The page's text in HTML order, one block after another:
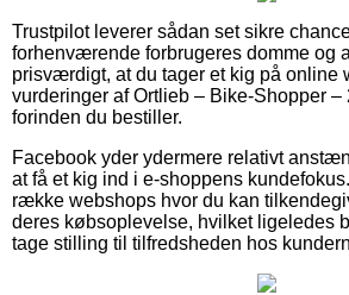
Trustpilot leverer sådan set sikre
forhenværende forbrugeres domme og
prisværdigt, at du tager et kig på online
vurderinger af Ortlieb – Bike-Shopper –
forinden du bestiller.
Facebook yder ydermere relativt
at få et kig ind i e-shoppens
række webshops hvor du kan
deres købsoplevelse, hvilket ligeledes
tage stilling til tilfredsheden hos